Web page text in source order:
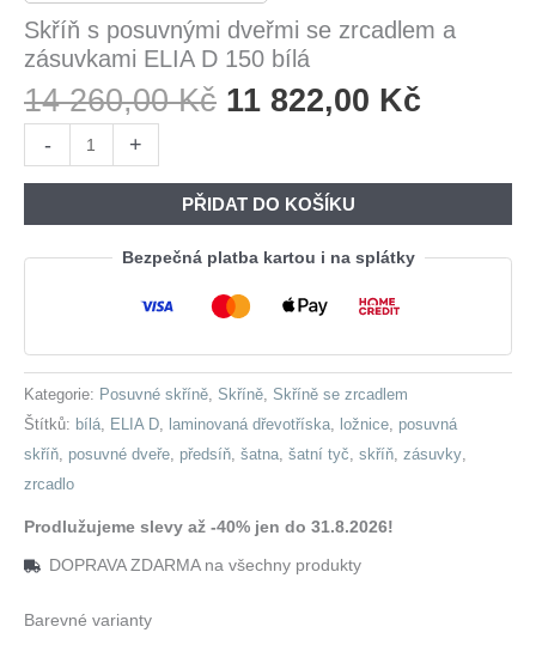
Skříň s posuvnými dveřmi se zrcadlem a
zásuvkami ELIA D 150 bílá
14 260,00Kč Původní
14
260,00 Kč.
11 822,00 Kč
822,00
-
s
dveřmi
se
ELIA
D
150
bílá
množství
+
PŘIDAT DO KOŠÍKU
Bezpečná platba kartou i na splátky
Kategorie: Posuvné skříně, Skříně, Skříně se zrcadlem
Štítků: bílá, ELIA D, laminovaná dřevotříska, ložnice, posuvná
skříň, posuvné dveře, předsíň, šatna, šatní tyč, skříň, zásuvky,
zrcadlo
Prodlužujeme slevy až -40% jen do 31.8.2026!
DOPRAVA ZDARMA na všechny produkty
Barevné varianty